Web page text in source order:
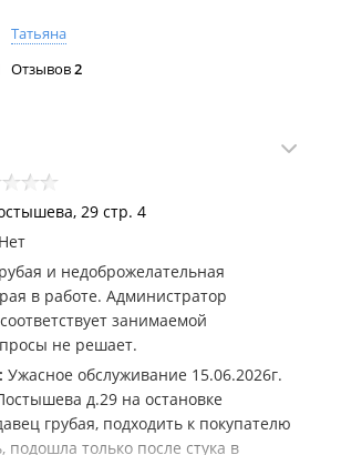
Татьяна
Отзывов2
29 стр. 4
Нет
и недоброжелательная
в работе. Администратор
занимаемой
не решает.
Ужасное обслуживание 15.06.2026г.
д.29 на остановке
грубая, подходить к покупателю
подошла только после стука в